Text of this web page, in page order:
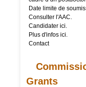
Date limite de
Consulter l'AAC.
Candidater ici.
Plus d'infos ici.
Contact
Grants